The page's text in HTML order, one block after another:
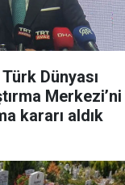
Dünyası
Merkezi’ni
kararı aldık